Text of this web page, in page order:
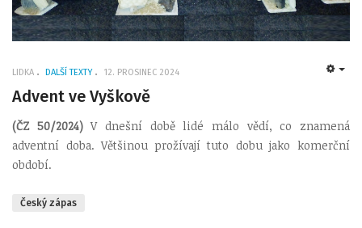
LIDKA DALŠÍ TEXTY 12. PROSINEC 2024
Advent ve Vyškově
(ČZ 50/2024)V dnešní době lidé málo vědí, co znamená
adventní doba. Většinou prožívají tuto dobu jako komerční
období.
Český zápas